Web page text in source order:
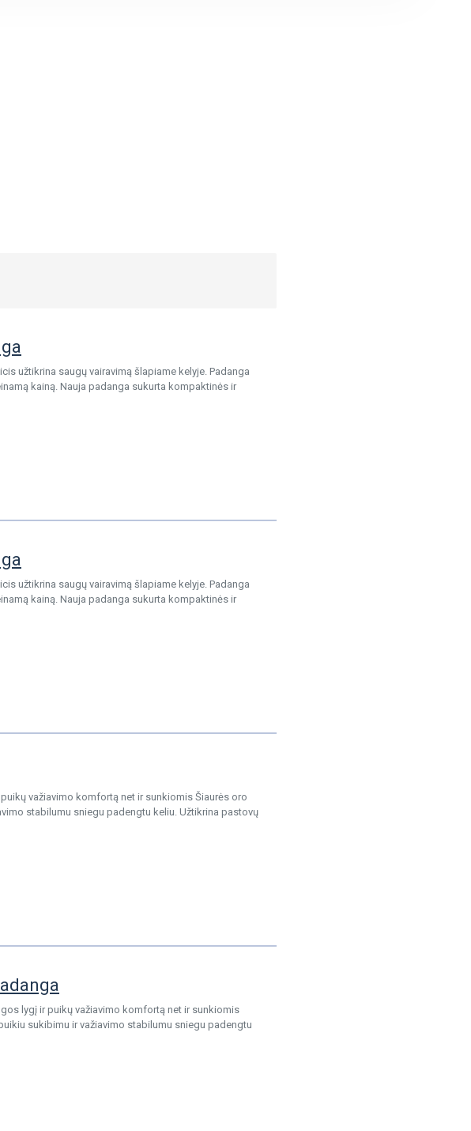
užtikrina saugų vairavimą šlapiame kelyje. Padanga
kainą. Nauja padanga sukurta kompaktinės ir
užtikrina saugų vairavimą šlapiame kelyje. Padanga
kainą. Nauja padanga sukurta kompaktinės ir
važiavimo komfortą net ir sunkiomis Šiaurės oro
stabilumu sniegu padengtu keliu. Užtikrina pastovų
lygį ir puikų važiavimo komfortą net ir sunkiomis
sukibimu ir važiavimo stabilumu sniegu padengtu